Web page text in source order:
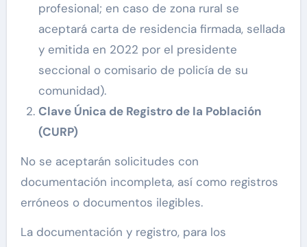
profesional; en caso de zona rural se
aceptará carta de residencia firmada, sellada
y emitida en 2022 por el presidente
seccional o comisario de policía de su
comunidad).
Clave Única de Registro de la Población
(CURP)
No se aceptarán solicitudes con
documentación incompleta, así como registros
erróneos o documentos ilegibles.
La documentación y registro, para los